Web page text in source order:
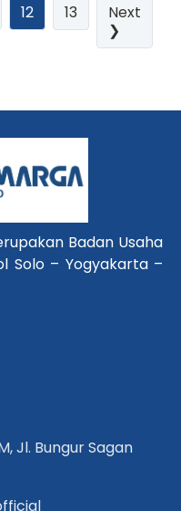
12(current)
13
Next
❯
Badan Usaha
Solo – Yogyakarta –
Jl. Bungur Sagan